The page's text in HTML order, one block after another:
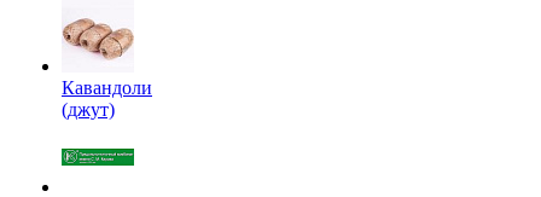
Кавандоли
(джут)